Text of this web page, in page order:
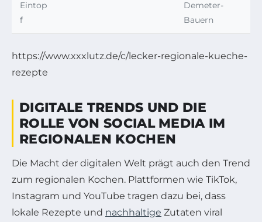
Eintop
f
Demeter-
Bauern
https://www.xxxlutz.de/c/lecker-regionale-kueche-
rezepte
DIGITALE TRENDS UND DIE
ROLLE VON SOCIAL MEDIA IM
REGIONALEN KOCHEN
Die Macht der digitalen Welt prägt auch den Trend
zum regionalen Kochen. Plattformen wie TikTok,
Instagram und YouTube tragen dazu bei, dass
lokale Rezepte und nachhaltige Zutaten viral